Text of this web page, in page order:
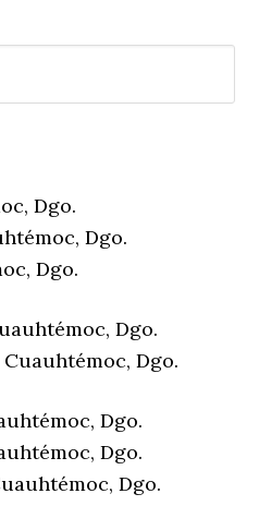
Dgo.
Dgo.
Dgo.
Dgo.
Dgo.
Dgo.
Dgo.
Dgo.